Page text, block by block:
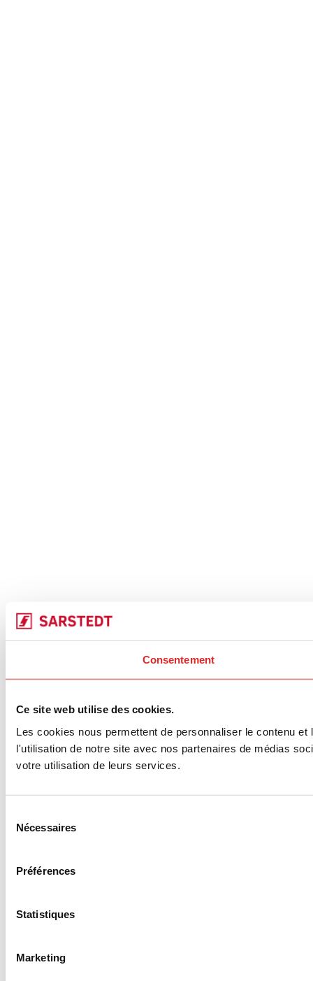
Consentement
Ce site web utilise des cookies.
Les cookies nous permettent de personnaliser le contenu
l'utilisation de notre site avec nos partenaires de médias
votre utilisation de leurs services.
Nécessaires
Préférences
Statistiques
Marketing